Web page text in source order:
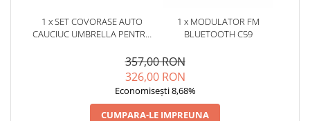
1 x SET COVORASE AUTO
CAUCIUC UMBRELLA PENTRU
STILO (2001-2007) ALFA
ROMEO GIULIETTA (2010-)
LANCIA DELTA (2007-2014)
1 x MODULATOR FM
BLUETOOTH C59
357,00 RON
326,00 RON
Economisești 8,68%
CUMPARA-LE IMPREUNA